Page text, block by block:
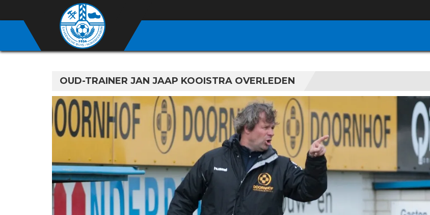
OUD-TRAINER JAN JAAP KOOISTRA OVERLEDEN